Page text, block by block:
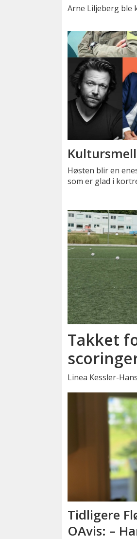
Arne Liljeberg ble
Høsten blir en
som er glad i
Takket
Linea Kessler-
Tidligere
OAvis: –